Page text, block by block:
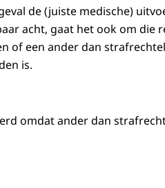
de (juiste medische)
acht, gaat het ook om die
of een ander dan
is.
omdat ander dan